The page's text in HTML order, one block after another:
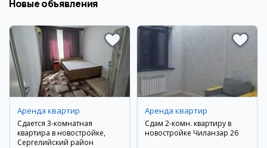
Новые объявления
Аренда квартир
Сдается 3-комнатная
квартира в новостройке,
Сергелийский район
Аренда квартир
Сдам 2-комн. квартиру в
новостройке Чиланзар 26